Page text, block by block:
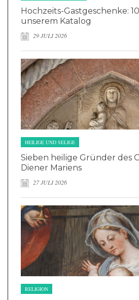
Hochzeits-Gastgeschenke:
unserem Katalog
29 JULI 2026
HEILIGE UND SELIGE
Sieben heilige Gründer des
Diener Mariens
27 JULI 2026
RELIGION